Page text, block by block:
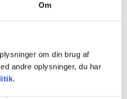
Om
om din brug af
andre oplysninger, du har
.